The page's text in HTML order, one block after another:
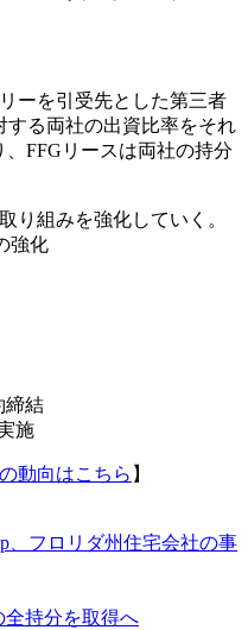
ーを引受先とした第三者
する両社の出資比率をそれ
FFGリースは両社の持分
り組みを強化していく。
強化
締結
施
動向はこちら 】
、フロリダ州住宅会社の事
全持分を取得へ